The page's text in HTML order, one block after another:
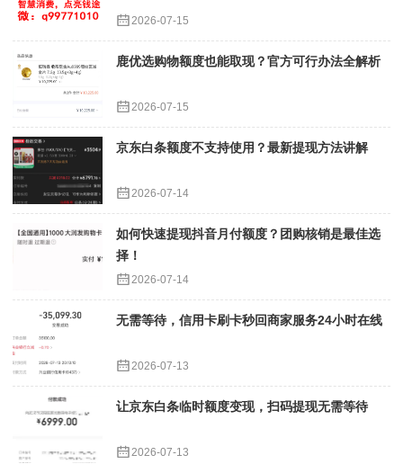
2026-07-15
鹿优选购物额度也能取现？官方可行办法全解析
2026-07-15
京东白条额度不支持使用？最新提现方法讲解
2026-07-14
如何快速提现抖音月付额度？团购核销是最佳选
择！
2026-07-14
无需等待，信用卡刷卡秒回商家服务24小时在线
2026-07-13
让京东白条临时额度变现，扫码提现无需等待
2026-07-13